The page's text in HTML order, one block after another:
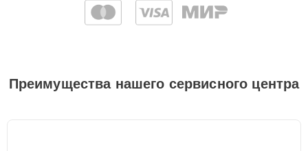
Преимущества нашего сервисного центра